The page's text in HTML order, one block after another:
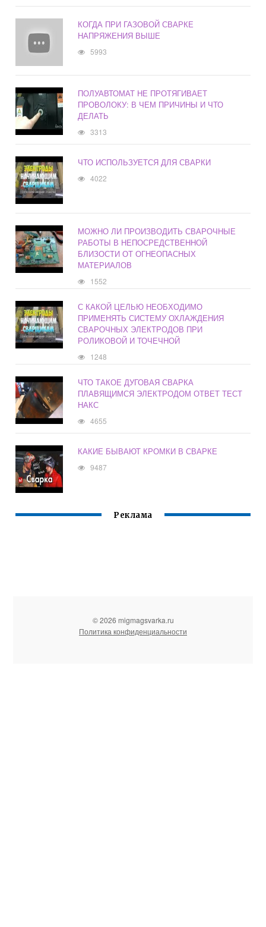
КОГДА ПРИ ГАЗОВОЙ СВАРКЕ
НАПРЯЖЕНИЯ ВЫШЕ
5993
ПОЛУАВТОМАТ НЕ ПРОТЯГИВАЕТ
ПРОВОЛОКУ: В ЧЕМ ПРИЧИНЫ И ЧТО
ДЕЛАТЬ
3313
ЧТО ИСПОЛЬЗУЕТСЯ ДЛЯ СВАРКИ
4022
МОЖНО ЛИ ПРОИЗВОДИТЬ СВАРОЧНЫЕ
РАБОТЫ В НЕПОСРЕДСТВЕННОЙ
БЛИЗОСТИ ОТ ОГНЕОПАСНЫХ
МАТЕРИАЛОВ
1552
С КАКОЙ ЦЕЛЬЮ НЕОБХОДИМО
ПРИМЕНЯТЬ СИСТЕМУ ОХЛАЖДЕНИЯ
СВАРОЧНЫХ ЭЛЕКТРОДОВ ПРИ
РОЛИКОВОЙ И ТОЧЕЧНОЙ
1248
ЧТО ТАКОЕ ДУГОВАЯ СВАРКА
ПЛАВЯЩИМСЯ ЭЛЕКТРОДОМ ОТВЕТ ТЕСТ
НАКС
4655
КАКИЕ БЫВАЮТ КРОМКИ В СВАРКЕ
9487
Реклама
© 2026 migmagsvarka.ru
Политика конфиденциальности